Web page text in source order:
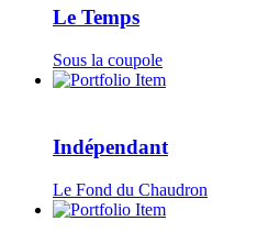
Le Temps
Sous la coupole
Indépendant
Le Fond du Chaudron